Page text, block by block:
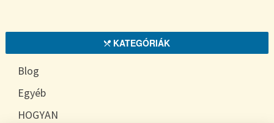
KATEGÓRIÁK
Blog
Egyéb
HOGYAN